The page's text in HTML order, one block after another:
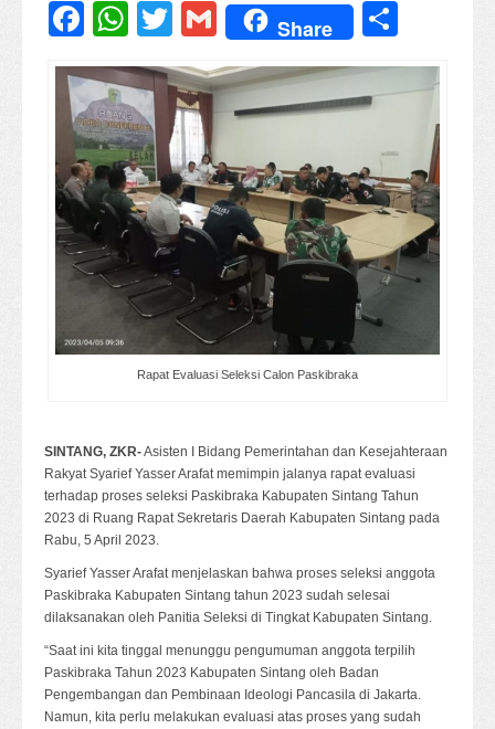
Facebook
WhatsApp
TwitterGmail
Share
Rapat Evaluasi Seleksi Calon Paskibraka
SINTANG, ZKR-Asisten I Bidang Pemerintahan dan Kesejahteraan
Rakyat Syarief Yasser Arafat memimpin jalanya rapat evaluasi
terhadap proses seleksi Paskibraka Kabupaten Sintang Tahun
2023 di Ruang Rapat Sekretaris Daerah Kabupaten Sintang pada
Rabu, 5 April 2023.
Syarief Yasser Arafat menjelaskan bahwa proses seleksi anggota
Paskibraka Kabupaten Sintang tahun 2023 sudah selesai
dilaksanakan oleh Panitia Seleksi di Tingkat Kabupaten Sintang.
“Saat ini kita tinggal menunggu pengumuman anggota terpilih
Paskibraka Tahun 2023 Kabupaten Sintang oleh Badan
Pengembangan dan Pembinaan Ideologi Pancasila di Jakarta.
Namun, kita perlu melakukan evaluasi atas proses yang sudah